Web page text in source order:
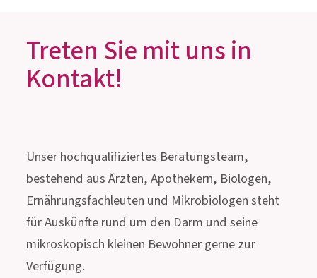
Unser hochqualifiziertes Beratungsteam,
mikroskopisch kleinen Bewohner gerne zur
Verfügung.
Institut AllergoSan
PHARMAGMBH